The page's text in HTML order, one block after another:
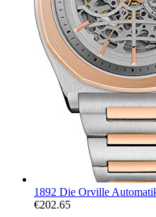
1892 Die Orville
€202.65